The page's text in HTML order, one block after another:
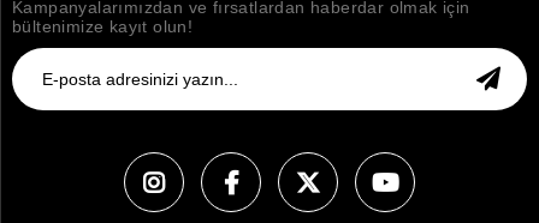
Kampanyalarımızdan ve fırsatlardan haberdar olmak için
bültenimize kayıt olun!